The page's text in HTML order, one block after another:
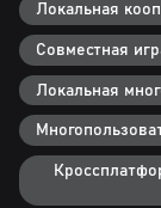
Локальная
Совместная
Локальная